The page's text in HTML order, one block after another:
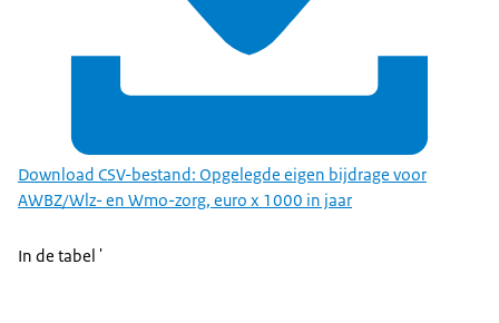
Download CSV-bestand: Opgelegde eigen bijdrage voor
AWBZ/Wlz- en Wmo-zorg, euro x 1000 in jaar
In de tabel '